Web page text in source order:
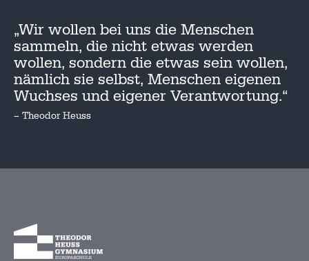
„Wir wollen bei uns die Menschen
sammeln, die nicht etwas werden
wollen, sondern die etwas sein wollen,
nämlich sie selbst, Menschen eigenen
Wuchses und eigener Verantwortung.“
– Theodor Heuss